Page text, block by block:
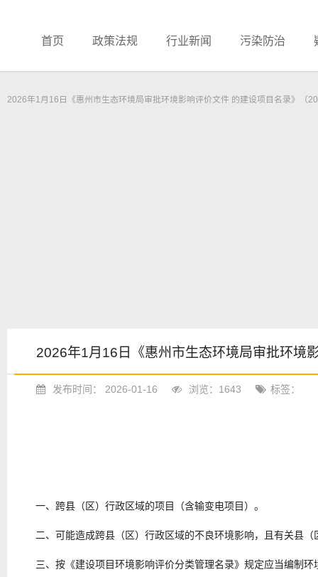
首页 政策法规 行业新闻 污染防治
2026年1月16日《惠州市生态环境局审批环境影响评价文件 的建设项目名录》（
2026年1月16日《惠州市生态环境局审批环境
发布时间： 2026-01-16 浏览：1643 标签：
一、 跨县（区）行政区域的项目 （含输变电项目）。
二、可能造成跨县（区）行政区域的不良环境影响， 且有关县（
三、按《建设项目环境影响评价分类管理名录》规定应当编制环